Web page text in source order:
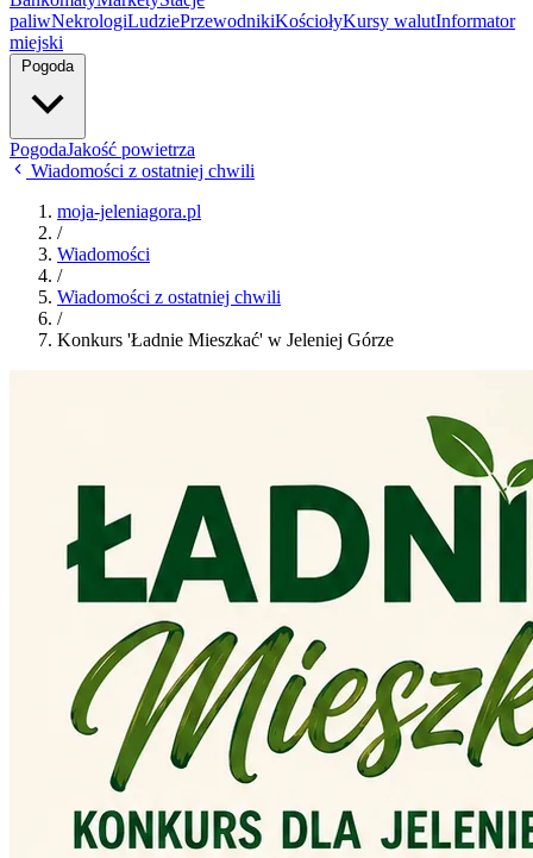
paliwNekrologiLudziePrzewodnikiKościołyKursy walutInformator
miejski
Pogoda
PogodaJakość powietrza
Wiadomości z ostatniej chwili
moja-jeleniagora.pl
/
Wiadomości
/
Wiadomości z ostatniej chwili
/
Konkurs 'Ładnie Mieszkać' w Jeleniej Górze